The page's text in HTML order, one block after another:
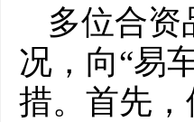
多位合资
况，向“易
措。首先